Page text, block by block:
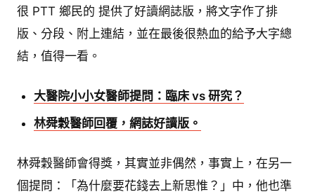
很 PTT 鄉民的 提供了好讀網誌版，將文字作了排
版、分段、附上連結，並在最後很熱血的給予大字總
結，值得一看。
大醫院小小女醫師提問：臨床 vs 研究？
林舜穀醫師回覆，網誌好讀版。
林舜穀醫師會得獎，其實並非偶然，事實上，在另一
個提問：「為什麼要花錢去上新思惟？」中，他也準